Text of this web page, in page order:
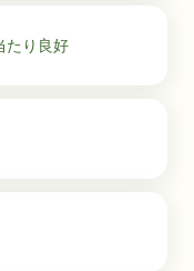
たり良好